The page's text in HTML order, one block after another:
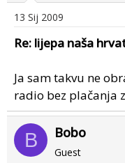
13 Sij 2009
Re: lijepa naša
Ja sam takvu ne
radio bez plačanja
B Bobo
Guest